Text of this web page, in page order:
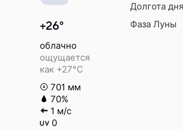
+26°
облачно
ощущается
как +27°C
701 мм
70%
1 м/с
0
Долгота дня
Фаза Луны